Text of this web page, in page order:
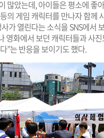
많았는데, 아이들은 평소에 좋
의 게임 캐릭터를 만나자 함께
가 열린다는 소식을 SNS에서
영화에서 보던 캐릭터들과 사
”는 반응을 보이기도 했다.